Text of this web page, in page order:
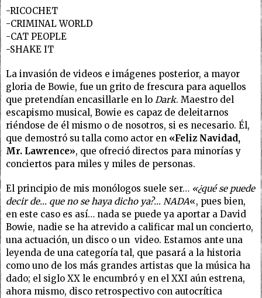
-RICOCHET
-CRIMINAL WORLD
-CAT PEOPLE
-SHAKE IT
La invasión de videos e imágenes posterior, a mayor
gloria de Bowie, fue un grito de frescura para aquellos
que pretendían encasillarle en lo Dark. Maestro del
escapismo musical, Bowie es capaz de deleitarnos
riéndose de él mismo o de nosotros, si es necesario. Él,
que demostró su talla como actor en «Feliz Navidad,
Mr. Lawrence», que ofreció directos para minorías y
conciertos para miles y miles de personas.
El principio de mis monólogos suele ser… «¿qué se puede
decir de… que no se haya dicho ya?… NADA«, pues bien,
en este caso es así… nada se puede ya aportar a David
Bowie, nadie se ha atrevido a calificar mal un concierto,
una actuación, un disco o un video. Estamos ante una
leyenda de una categoría tal, que pasará a la historia
como uno de los más grandes artistas que la música ha
dado; el siglo XX le encumbró y en el XXI aún estrena,
ahora mismo, disco retrospectivo con autocrítica